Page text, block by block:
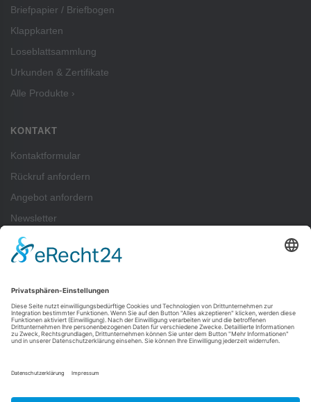
Briefpapier / Briefbogen
Klappkarten
Loseblattsammlung
Urkunden & Zertifikate
Alle Produkte ›
KONTAKT
Kontaktformular
Rückruf anfordern
Angebot anfordern
Newsletter
ZAHLUNGSARTEN
Kreditkartenzahlung (Visa, Mastercard) über PayPal möglich — auch ohne
PayPal-Konto.
Alle Zahlungsarten im Überblick ›